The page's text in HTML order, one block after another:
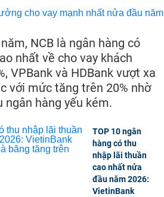
NCB là ngân hàng có
nhất về cho vay khách
VPBank và HDBank vượt xa
với mức tăng trên 20% nhờ
hàng yếu kém.
TOP 10 ngân
hàng có thu
nhập lãi thuần
cao nhất nửa
đầu năm 2026:
VietinBank